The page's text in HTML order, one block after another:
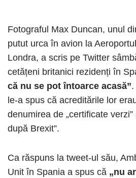
Fotograful Max Duncan, unul
putut urca în avion la
Londra, a scris pe Twitter
cetățeni britanici rezidenți în
că nu se pot întoarce acasă”
le-a spus că acreditările lor
denumirea de „certificate
după Brexit”.
Ca răspuns la tweet-ul său,
Unit în Spania a spus că „nu